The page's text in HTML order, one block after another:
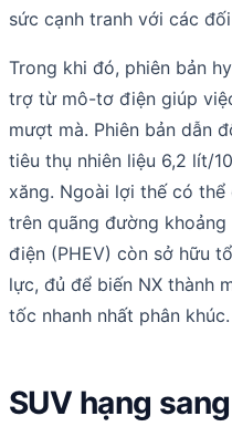
sức cạnh tranh với các
Trong khi đó, phiên bản
trợ từ mô-tơ điện giúp
mượt mà. Phiên bản dẫn
tiêu thụ nhiên liệu 6,2 lít/
xăng. Ngoài lợi thế có
trên quãng đường
điện (PHEV) còn sở hữu
lực, đủ để biến NX thành
tốc nhanh nhất phân khúc.
SUV hạng